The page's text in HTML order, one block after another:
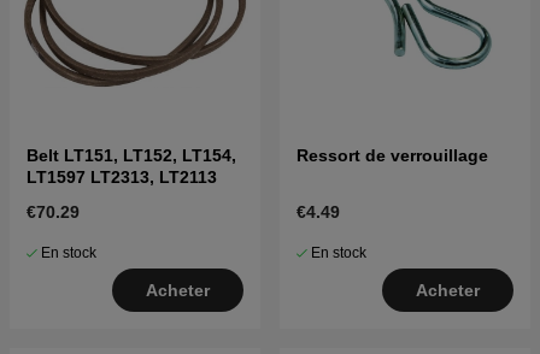
Belt LT151, LT152, LT154,
LT1597 LT2313, LT2113
€70.29
En stock
Acheter
Ressort de verrouillage
€4.49
En stock
Acheter